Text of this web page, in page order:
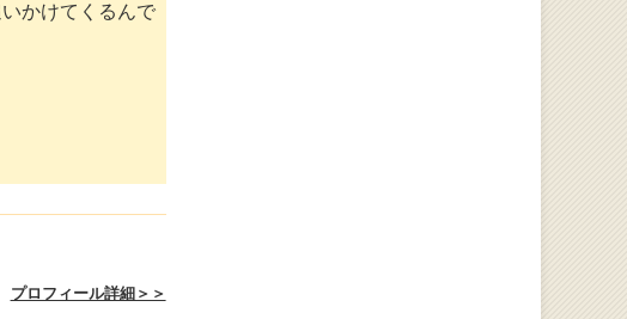
かけてくるんで
プロフィール詳細＞＞